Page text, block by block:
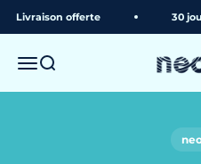
Passer au contenu
offerte 30 jours
MenuRecherche neoflo